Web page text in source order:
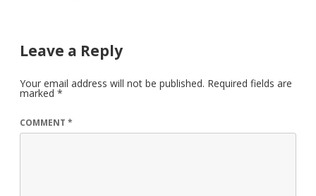
Leave a Reply
Your email address will not be published. Required fields are
marked *
COMMENT *